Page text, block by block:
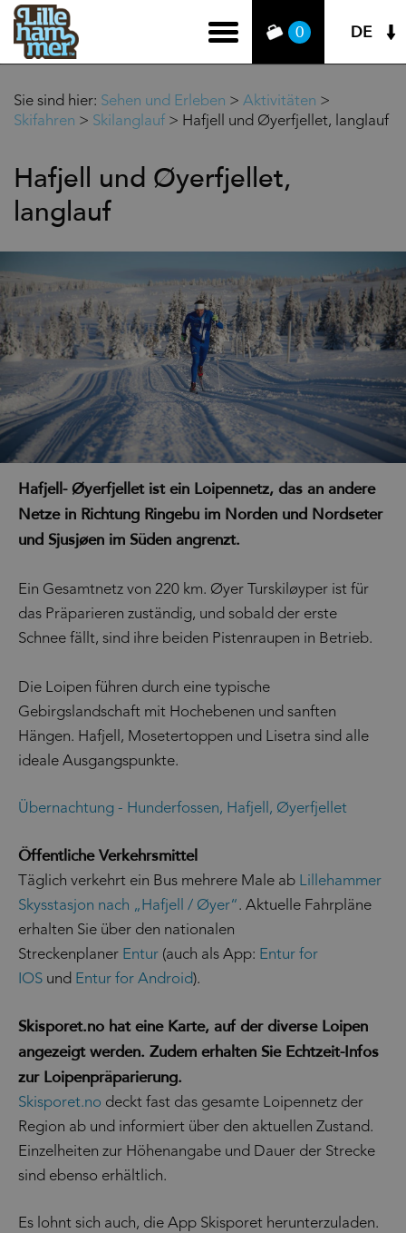
0 DE
Sie sind hier: Sehen und Erleben > Aktivitäten >
Skifahren > Skilanglauf > Hafjell und Øyerfjellet, langlauf
Hafjell und Øyerfjellet,
langlauf
Hafjell- Øyerfjellet ist ein Loipennetz, das an andere
Netze in Richtung Ringebu im Norden und Nordseter
und Sjusjøen im Süden angrenzt.
Ein Gesamtnetz von 220 km. Øyer Turskiløyper ist für
das Präparieren zuständig, und sobald der erste
Schnee fällt, sind ihre beiden Pistenraupen in Betrieb.
Die Loipen führen durch eine typische
Gebirgslandschaft mit Hochebenen und sanften
Hängen. Hafjell, Mosetertoppen und Lisetra sind alle
ideale Ausgangspunkte.
Übernachtung - Hunderfossen, Hafjell, Øyerfjellet
Öffentliche Verkehrsmittel
Täglich verkehrt ein Bus mehrere Male ab Lillehammer
Skysstasjon nach „Hafjell / Øyer“. Aktuelle Fahrpläne
erhalten Sie über den nationalen
Streckenplaner Entur (auch als App: Entur for
IOS und Entur for Android).
Skisporet.no hat eine Karte, auf der diverse Loipen
angezeigt werden. Zudem erhalten Sie Echtzeit-Infos
zur Loipenpräparierung.
Skisporet.no deckt fast das gesamte Loipennetz der
Region ab und informiert über den aktuellen Zustand.
Einzelheiten zur Höhenangabe und Dauer der Strecke
sind ebenso erhältlich.
Es lohnt sich auch, die App Skisporet herunterzuladen.